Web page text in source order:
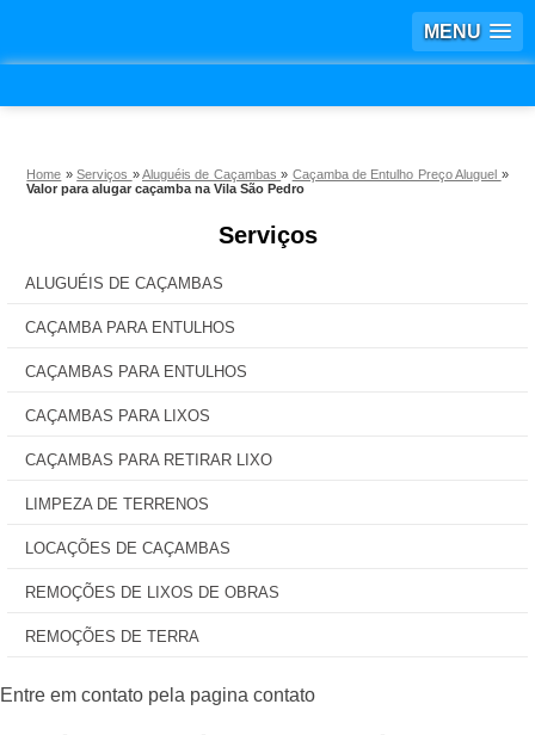
MENU
Home »Serviços »Aluguéis de Caçambas» Caçamba de Entulho Preço Aluguel »
Valor para alugar caçamba na Vila São Pedro
Serviços
ALUGUÉIS DE CAÇAMBAS
CAÇAMBA PARA ENTULHOS
CAÇAMBAS PARA ENTULHOS
CAÇAMBAS PARA LIXOS
CAÇAMBAS PARA RETIRAR LIXO
LIMPEZA DE TERRENOS
LOCAÇÕES DE CAÇAMBAS
REMOÇÕES DE LIXOS DE OBRAS
REMOÇÕES DE TERRA